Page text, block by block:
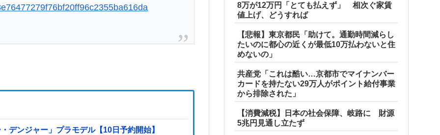
デンジャー」プラモデル【10日予約開始】
8万が12万円「とても払えず」 相次ぐ家賃
値上げ、どうすれば
【悲報】東京都民「助けて。通勤時間減らし
たいのに都心の近くが最低10万払わないと住
めないの」
共産党「これは酷い…京都市でマイナンバー
カードを持たない29万人がポイント給付事業
から排除された」
【消費減税】日本の社会保障、岐路に 財源
5兆円見通し立たず